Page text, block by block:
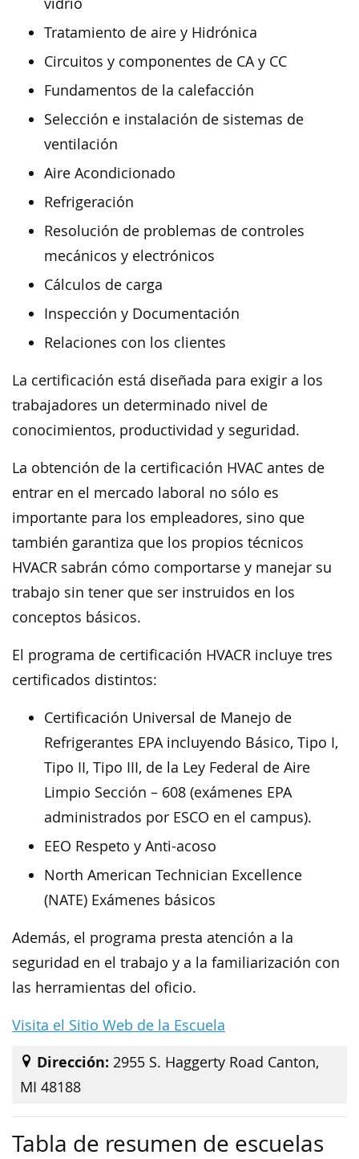
Tratamiento de aire y Hidrónica
Circuitos y componentes de CA y CC
Fundamentos de la calefacción
Selección e instalación de sistemas de
ventilación
Aire Acondicionado
Refrigeración
Resolución de problemas de controles
mecánicos y electrónicos
Cálculos de carga
Inspección y Documentación
Relaciones con los clientes
La certificación está diseñada para exigir a los
trabajadores un determinado nivel de
conocimientos, productividad y seguridad.
La obtención de la certificación HVAC antes de
entrar en el mercado laboral no sólo es
importante para los empleadores, sino que
también garantiza que los propios técnicos
HVACR sabrán cómo comportarse y manejar su
trabajo sin tener que ser instruidos en los
conceptos básicos.
El programa de certificación HVACR incluye tres
certificados distintos:
Certificación Universal de Manejo de
Refrigerantes EPA incluyendo Básico, Tipo I,
Tipo II, Tipo III, de la Ley Federal de Aire
Limpio Sección – 608 (exámenes EPA
administrados por ESCO en el campus).
EEO Respeto y Anti-acoso
North American Technician Excellence
(NATE) Exámenes básicos
Además, el programa presta atención a la
seguridad en el trabajo y a la familiarización con
las herramientas del oficio.
Visita el Sitio Web de la Escuela
Dirección: 2955 S. Haggerty Road Canton,
MI 48188
Tabla de resumen de escuelas